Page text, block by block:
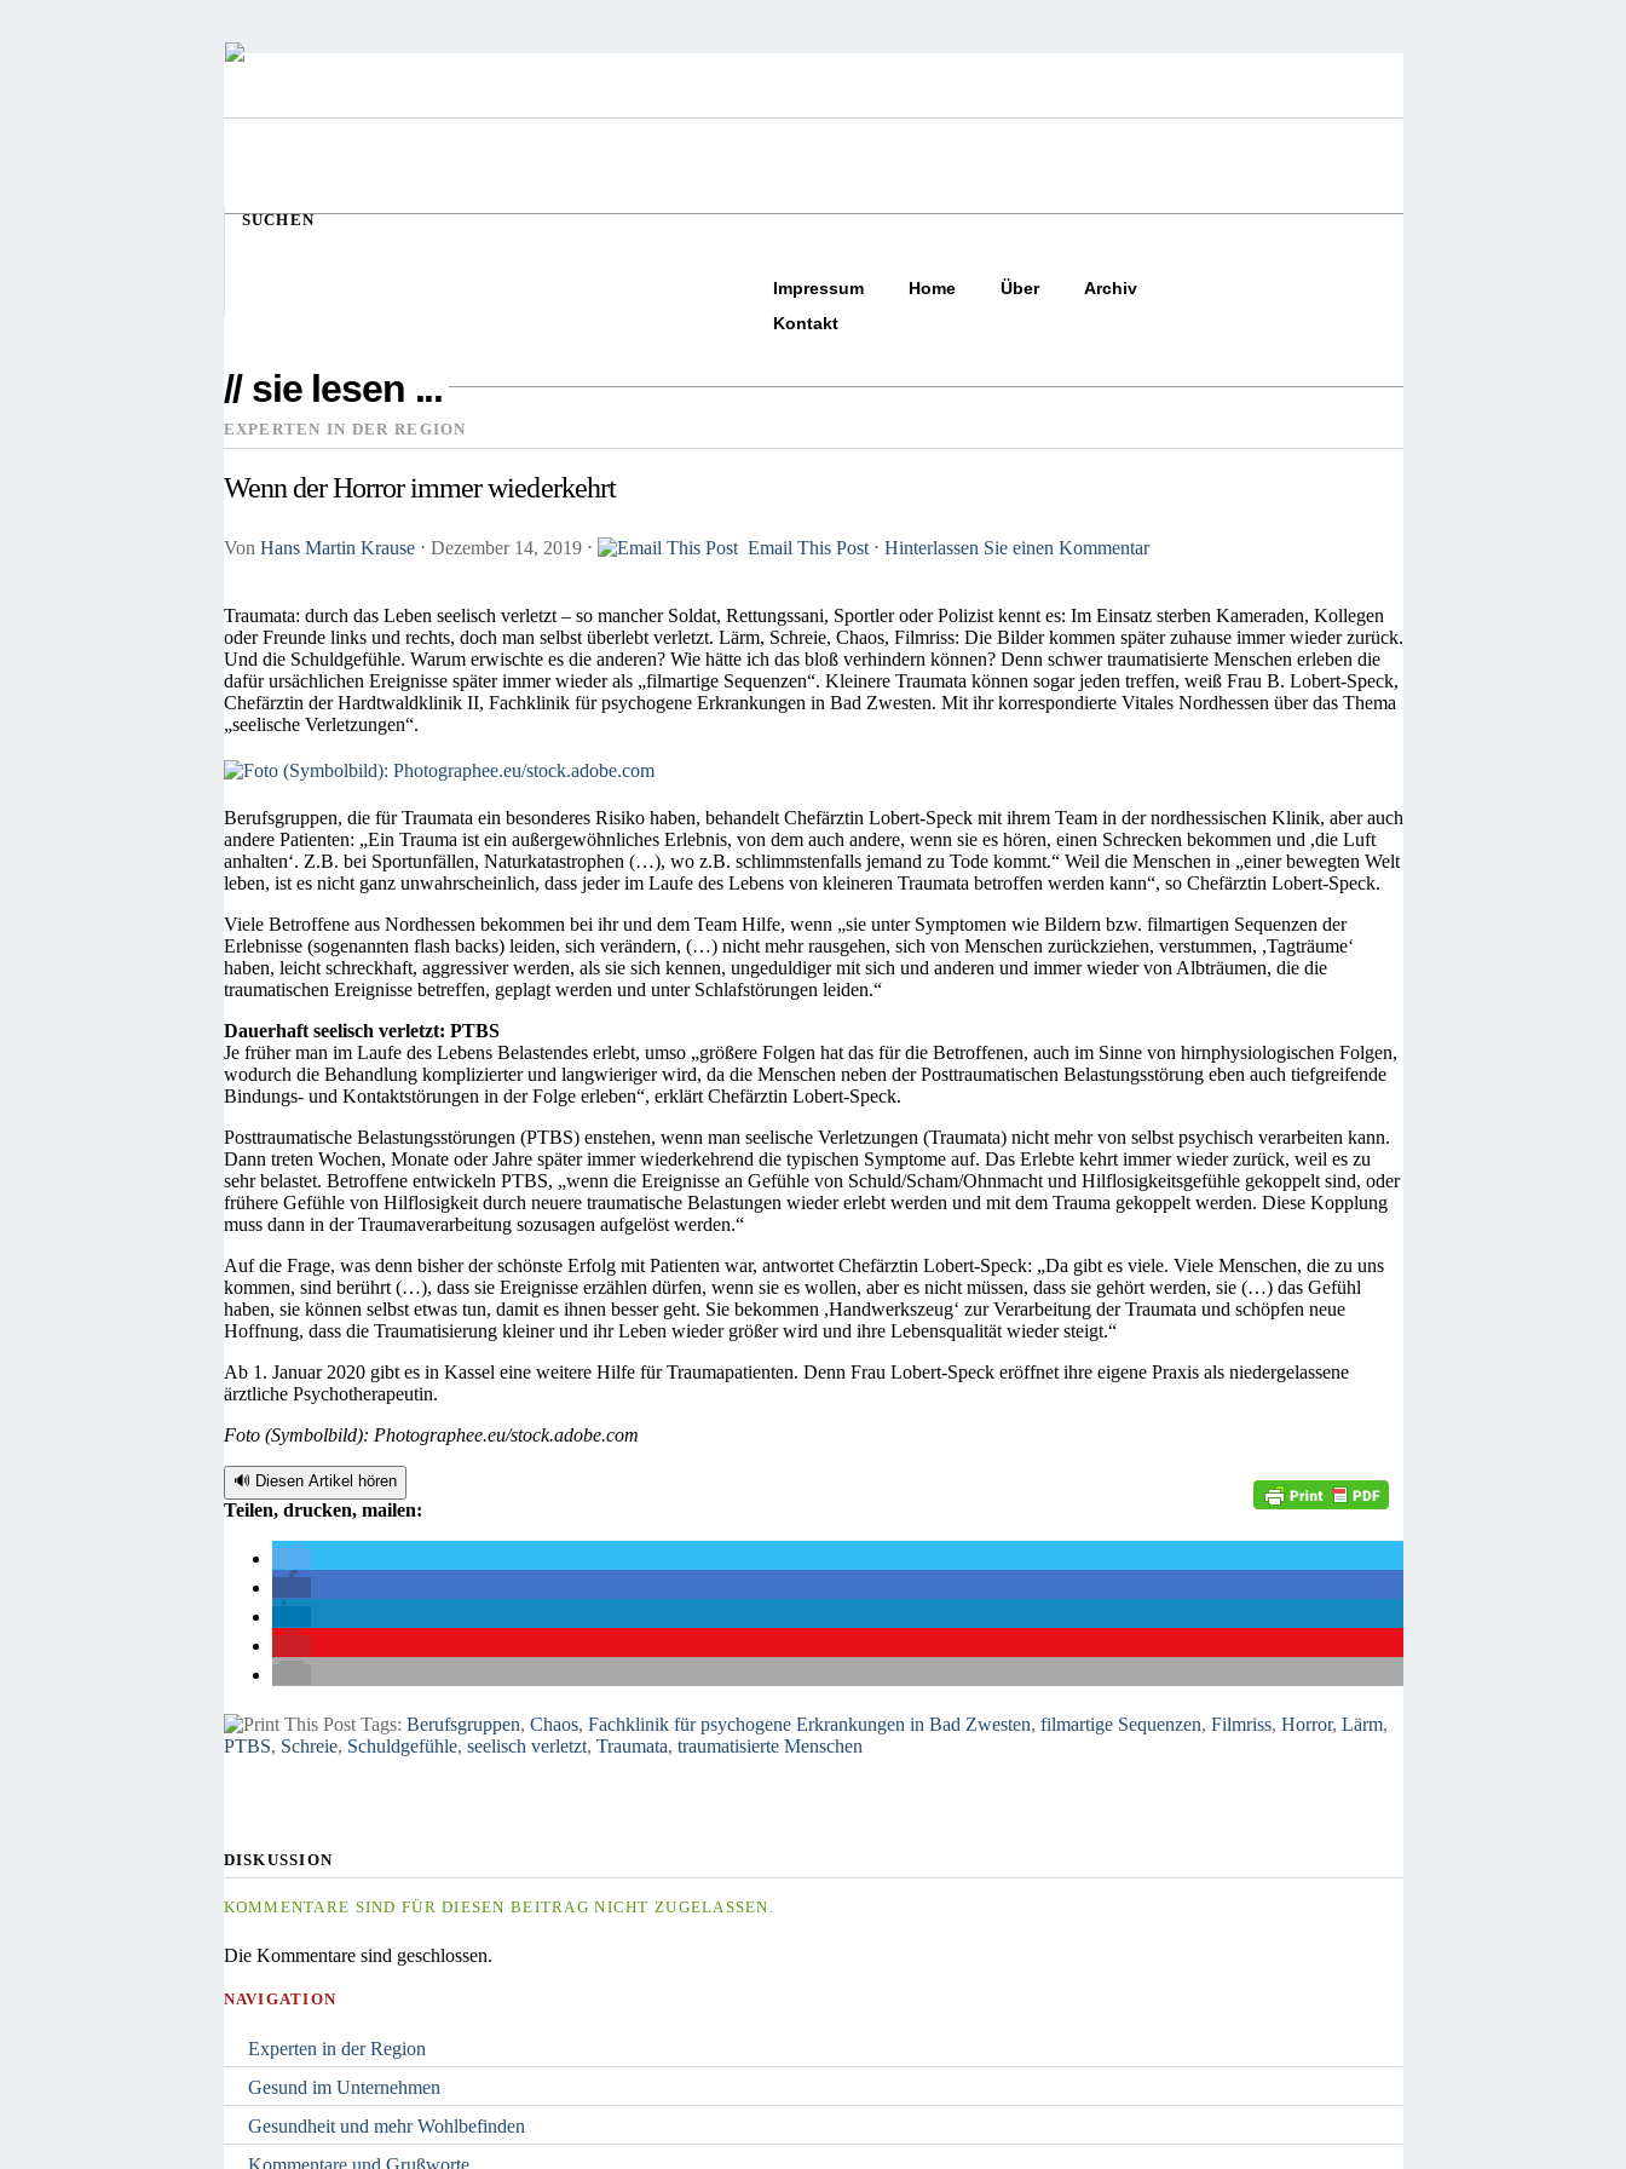
SUCHEN
Impressum Home Über
Archiv
Kontakt
// sie lesen ...
EXPERTEN IN DER REGION
Wenn der Horror immer wiederkehrt
Von Hans Martin Krause ⋅ Dezember 14, 2019 ⋅ Email This Post ⋅ Hinterlassen Sie einen Kommentar
Traumata: durch das Leben seelisch verletzt – so mancher Soldat, Rettungssani, Sportler oder Polizist kennt es: Im Einsatz sterben Kameraden, Kollegen
oder Freunde links und rechts, doch man selbst überlebt verletzt. Lärm, Schreie, Chaos, Filmriss: Die Bilder kommen später zuhause immer wieder zurück.
Und die Schuldgefühle. Warum erwischte es die anderen? Wie hätte ich das bloß verhindern können? Denn schwer traumatisierte Menschen erleben die
dafür ursächlichen Ereignisse später immer wieder als „filmartige Sequenzen“. Kleinere Traumata können sogar jeden treffen, weiß Frau B. Lobert-Speck,
Chefärztin der Hardtwaldklinik II, Fachklinik für psychogene Erkrankungen in Bad Zwesten. Mit ihr korrespondierte Vitales Nordhessen über das Thema
„seelische Verletzungen“.
Berufsgruppen, die für Traumata ein besonderes Risiko haben, behandelt Chefärztin Lobert-Speck mit ihrem Team in der nordhessischen Klinik, aber auch
andere Patienten: „Ein Trauma ist ein außergewöhnliches Erlebnis, von dem auch andere, wenn sie es hören, einen Schrecken bekommen und ,die Luft
anhalten‘. Z.B. bei Sportunfällen, Naturkatastrophen (…), wo z.B. schlimmstenfalls jemand zu Tode kommt.“ Weil die Menschen in „einer bewegten Welt
leben, ist es nicht ganz unwahrscheinlich, dass jeder im Laufe des Lebens von kleineren Traumata betroffen werden kann“, so Chefärztin Lobert-Speck.
Viele Betroffene aus Nordhessen bekommen bei ihr und dem Team Hilfe, wenn „sie unter Symptomen wie Bildern bzw. filmartigen Sequenzen der
Erlebnisse (sogenannten flash backs) leiden, sich verändern, (…) nicht mehr rausgehen, sich von Menschen zurückziehen, verstummen, ,Tagträume‘
haben, leicht schreckhaft, aggressiver werden, als sie sich kennen, ungeduldiger mit sich und anderen und immer wieder von Albträumen, die die
traumatischen Ereignisse betreffen, geplagt werden und unter Schlafstörungen leiden.“
Dauerhaft seelisch verletzt: PTBS
Je früher man im Laufe des Lebens Belastendes erlebt, umso „größere Folgen hat das für die Betroffenen, auch im Sinne von hirnphysiologischen Folgen,
wodurch die Behandlung komplizierter und langwieriger wird, da die Menschen neben der Posttraumatischen Belastungsstörung eben auch tiefgreifende
Bindungs- und Kontaktstörungen in der Folge erleben“, erklärt Chefärztin Lobert-Speck.
Posttraumatische Belastungsstörungen (PTBS) enstehen, wenn man seelische Verletzungen (Traumata) nicht mehr von selbst psychisch verarbeiten kann.
Dann treten Wochen, Monate oder Jahre später immer wiederkehrend die typischen Symptome auf. Das Erlebte kehrt immer wieder zurück, weil es zu
sehr belastet. Betroffene entwickeln PTBS, „wenn die Ereignisse an Gefühle von Schuld/Scham/Ohnmacht und Hilflosigkeitsgefühle gekoppelt sind, oder
frühere Gefühle von Hilflosigkeit durch neuere traumatische Belastungen wieder erlebt werden und mit dem Trauma gekoppelt werden. Diese Kopplung
muss dann in der Traumaverarbeitung sozusagen aufgelöst werden.“
Auf die Frage, was denn bisher der schönste Erfolg mit Patienten war, antwortet Chefärztin Lobert-Speck: „Da gibt es viele. Viele Menschen, die zu uns
kommen, sind berührt (…), dass sie Ereignisse erzählen dürfen, wenn sie es wollen, aber es nicht müssen, dass sie gehört werden, sie (…) das Gefühl
haben, sie können selbst etwas tun, damit es ihnen besser geht. Sie bekommen ,Handwerkszeug‘ zur Verarbeitung der Traumata und schöpfen neue
Hoffnung, dass die Traumatisierung kleiner und ihr Leben wieder größer wird und ihre Lebensqualität wieder steigt.“
Ab 1. Januar 2020 gibt es in Kassel eine weitere Hilfe für Traumapatienten. Denn Frau Lobert-Speck eröffnet ihre eigene Praxis als niedergelassene
ärztliche Psychotherapeutin.
Foto (Symbolbild): Photographee.eu/stock.adobe.com
🔊 Diesen Artikel hören
Teilen, drucken, mailen:
Tags:Berufsgruppen,Chaos,Fachklinik für psychogene Erkrankungen in Bad Zwesten,filmartige Sequenzen,Filmriss,Horror,Lärm,
PTBS, Schreie, Schuldgefühle, seelisch verletzt, Traumata, traumatisierte Menschen
DISKUSSION
KOMMENTARE SIND FÜR DIESEN BEITRAG NICHT ZUGELASSEN.
Die Kommentare sind geschlossen.
NAVIGATION
Experten in der Region
Gesund im Unternehmen
Gesundheit und mehr Wohlbefinden
Kommentare und Grußworte